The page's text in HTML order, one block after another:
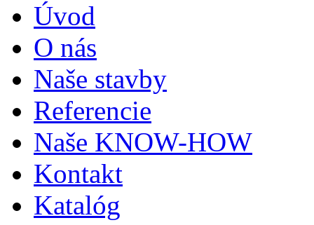
Úvod
O nás
Naše stavby
Referencie
Naše KNOW-HOW
Kontakt
Katalóg